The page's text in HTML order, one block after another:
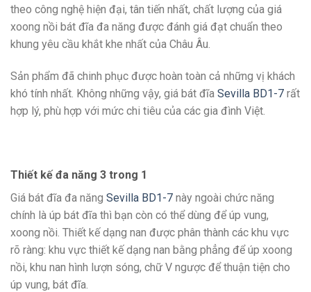
theo công nghệ hiện đại, tân tiến nhất, chất lượng của giá
xoong nồi bát đĩa đa năng được đánh giá đạt chuẩn theo
khung yêu cầu khắt khe nhất của Châu Âu.
Sản phẩm đã chinh phục được hoàn toàn cả những vị khách
khó tính nhất. Không những vậy, giá bát đĩa Sevilla BD1-7 rất
hợp lý, phù hợp với mức chi tiêu của các gia đình Việt.
Thiết kế đa năng 3 trong 1
Giá bát đĩa đa năng Sevilla BD1-7 này ngoài chức năng
chính là úp bát đĩa thì bạn còn có thể dùng để úp vung,
xoong nồi. Thiết kế dạng nan được phân thành các khu vực
rõ ràng: khu vực thiết kế dạng nan bằng phẳng để úp xoong
nồi, khu nan hình lượn sóng, chữ V ngược để thuận tiện cho
úp vung, bát đĩa.